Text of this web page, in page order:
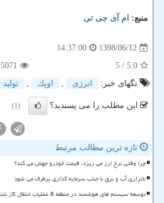
منبع: ام آی جی تی
1398/06/12
14:37:00
5.0
/ 5
5071
تگهای خبر:
انرژی , اوپك , تولید
این مطلب را می پسندید؟ (1)
تازه ترین مطالب مرتبط
چرا وقتی نرخ ارز می ریزد، قیمت خودرو جهش می کند؟
ناترازی آب و برق با جذب سرمایه گذاری برطرف می شود
توسعه سیستم های هوشمند در منطقه 8 عملیات انتقال گاز شتاب گرفت